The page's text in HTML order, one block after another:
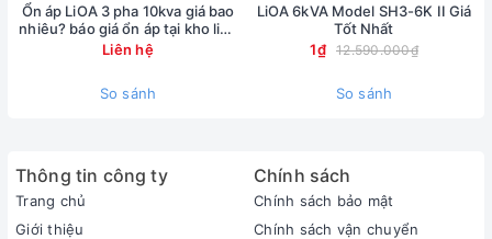
Ổn áp LiOA 3 pha 10kva giá bao
nhiêu? báo giá ổn áp tại kho lioa
Nhật Linh
Liên hệ
So sánh
LiOA 6kVA Model SH3-6K II Giá
Tốt Nhất
1₫
12.590.000₫
So sánh
Thông tin công ty
Trang chủ
Giới thiệu
Chính sách
Chính sách bảo mật
Chính sách vận chuyển